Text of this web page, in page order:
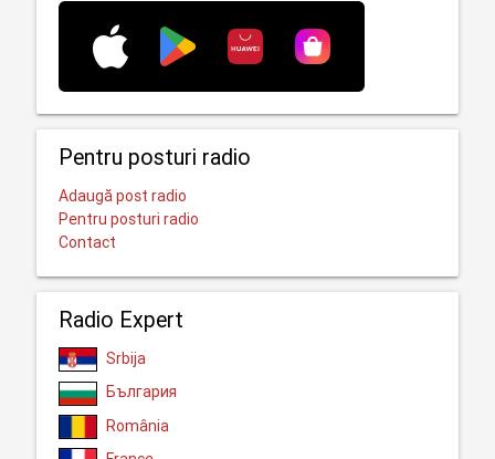
Pentru posturi radio
Adaugă post radio
Pentru posturi radio
Contact
Radio Expert
Srbija
България
România